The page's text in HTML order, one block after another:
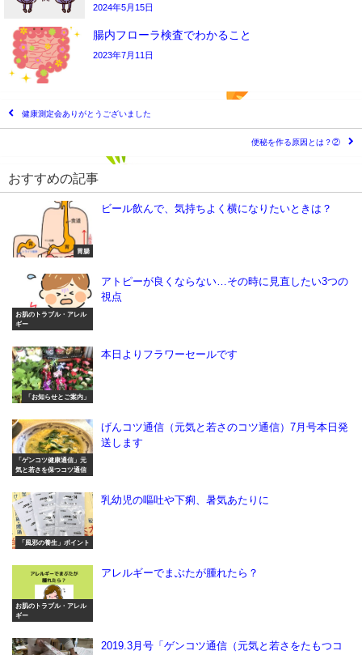
2024年5月15日
腸内フローラ検査でわかること
2023年7月11日
健康測定会ありがとうございました
便秘を作る原因とは？②
おすすめの記事
胃腸
ビール飲んで、気持ちよく横になりたいときは？
お肌のトラブル・アレル
ギー
アトピーが良くならない…その時に見直したい3つの
視点
「お知らせとご案内」
本日よりフラワーセールです
「ゲンコツ健康通信」元
気と若さを保つコツ通信
げんコツ通信（元気と若さのコツ通信）7月号本日発
送します
「風邪の養生」ポイント
乳幼児の嘔吐や下痢、暑気あたりに
お肌のトラブル・アレル
ギー
アレルギーでまぶたが腫れたら？
2019.3月号「ゲンコツ通信（元気と若さをたもつコ